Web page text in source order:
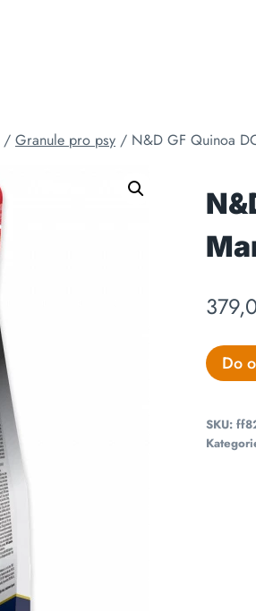
/ Granule pro psy / N&D GF Quinoa
Do
SKU: